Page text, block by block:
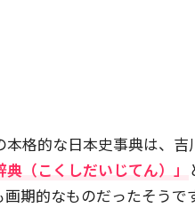
本格的な日本史事典は、
典（こくしだいじてん）」
期的なものだったそうで